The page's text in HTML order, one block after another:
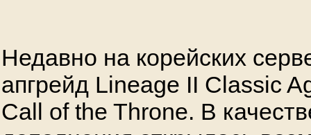
Недавно на корейских
апгрейд Lineage II Classic
Call of the Throne. В